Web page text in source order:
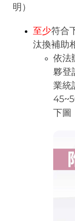
明）
至少符合
汰換補助
依法
夥登
業統
下圖